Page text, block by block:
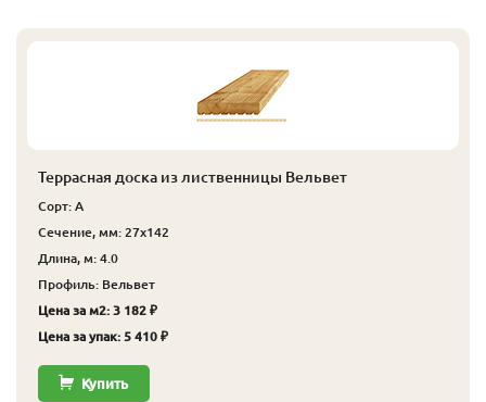
Террасная доска из лиственницы Вельвет
Сорт: А
Сечение, мм: 27x142
Длина, м: 4.0
Профиль: Вельвет
Цена за м2: 3 182 ₽
Цена за упак: 5 410 ₽
Купить